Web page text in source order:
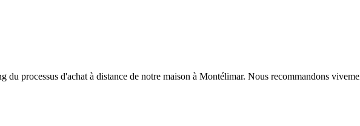
processus d'achat à distance de notre maison à Montélimar. Nous recommandons